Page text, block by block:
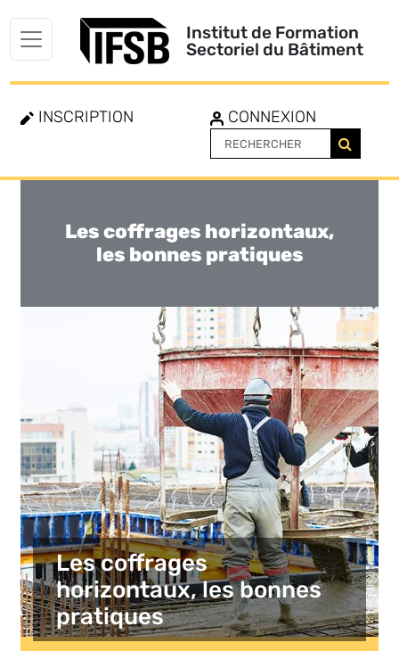
Institut de Formation
Sectoriel du Bâtiment
INSCRIPTION CONNEXION
Toggle
navigation
Les coffrages horizontaux,
les bonnes pratiques
Les coffrages
horizontaux, les bonnes
pratiques